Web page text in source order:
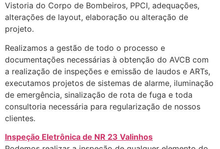
Vistoria do Corpo de Bombeiros, PPCI, adequações,
alterações de layout, elaboração ou alteração de
projeto.
Realizamos a gestão de todo o processo e
documentações necessárias à obtenção do AVCB com
a realização de inspeções e emissão de laudos e ARTs,
executamos projetos de sistemas de alarme, iluminação
de emergência, sinalização de rota de fuga e toda
consultoria necessária para regularização de nossos
clientes.
Inspeção Eletrônica de NR 23 Valinhos